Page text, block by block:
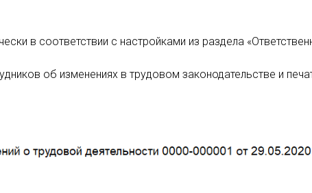
в соответствии с настройками из раздела
об изменениях в трудовом законодательстве и